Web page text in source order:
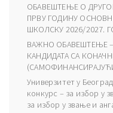
ОБАВЕШТЕЊЕ О
ПРВУ ГОДИНУ
ШКОЛСКУ 2026/2027.
ВАЖНО ОБАВЕШТЕЊЕ
КАНДИДАТА СА
Универзитет у
конкурс – за избор у
за избор у звање и